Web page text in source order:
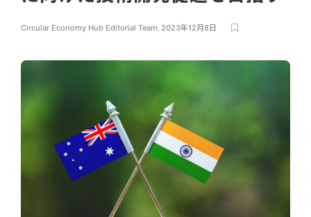
Circular Economy Hub Editorial Team, 2023年12月8日